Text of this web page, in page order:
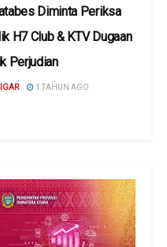
Diminta Periksa
H7 Club & KTV Dugaan
Perjudian
1 TAHUN AGO